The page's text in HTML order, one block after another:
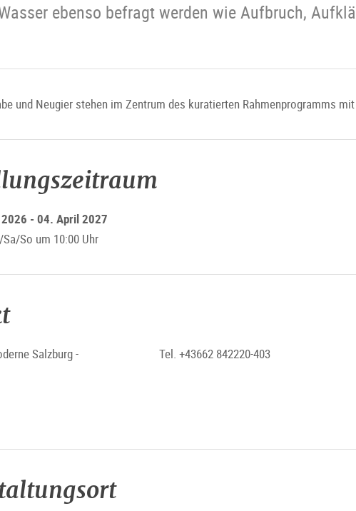
ebenso befragt werden wie Aufbruch,
und Neugier stehen im Zentrum des kuratierten Rahmenprogramms
- 04. April 2027
So um 10:00 Uhr
Salzburg -
Tel. +43662 842220-403